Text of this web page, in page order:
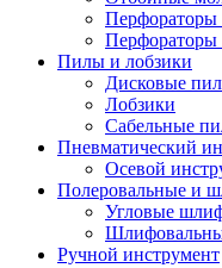
Перфораторы
Перфораторы
Пилы и лобзики
Дисковые
Лобзики
Сабельные
Пневматический
Осевой
Полеровальные и
Угловые
Ручной инструмент